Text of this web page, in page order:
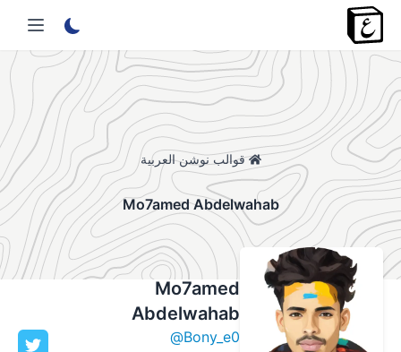
قوالب نوشن العربية
Mo7amed Abdelwahab
Mo7amed
Abdelwahab
Bony_e0
@